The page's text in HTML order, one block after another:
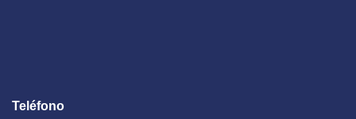
Teléfono